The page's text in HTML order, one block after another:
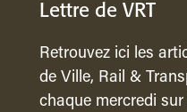
Lettre de VRT
Retrouvez ici les
de Ville, Rail &
chaque mercredi